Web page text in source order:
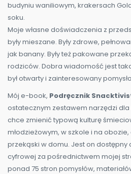
budyniu waniliowym, krakersach
soku.
Moje własne doświadczenia z
były mieszane. Były zdrowe,
jak banany. Były też pakowane
rodziców. Dobra wiadomość jest
był otwarty i zainteresowany
Mój e-book, Podręcznik
ostatecznym zestawem narzędzi
chce zmienić typową kulturę
młodzieżowym, w szkole i na
przekąski w domu. Jest on
cyfrowej za pośrednictwem mojej
ponad 75 stron pomysłów,